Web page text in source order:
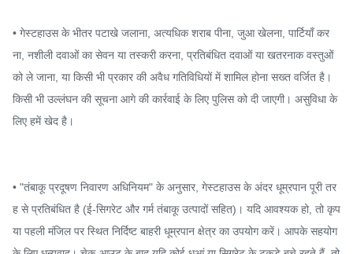
• गेस्टहाउस के भीतर पटाखे जलाना, अत्यधिक शराब पीना, जुआ खेलना, पार्टियाँ कर
ना, नशीली दवाओं का सेवन या तस्करी करना, प्रतिबंधित दवाओं या खतरनाक वस्तुओं
को ले जाना, या किसी भी प्रकार की अवैध गतिविधियों में शामिल होना सख्त वर्जित है।
किसी भी उल्लंघन की सूचना आगे की कार्रवाई के लिए पुलिस को दी जाएगी। असुविधा के
लिए हमें खेद है।
• "तंबाकू प्रदूषण निवारण अधिनियम" के अनुसार, गेस्टहाउस के अंदर धूम्रपान पूरी तर
ह से प्रतिबंधित है (ई-सिगरेट और गर्म तंबाकू उत्पादों सहित)। यदि आवश्यक हो, तो कृप
या पहली मंजिल पर स्थित निर्दिष्ट बाहरी धूम्रपान क्षेत्र का उपयोग करें। आपके सहयोग